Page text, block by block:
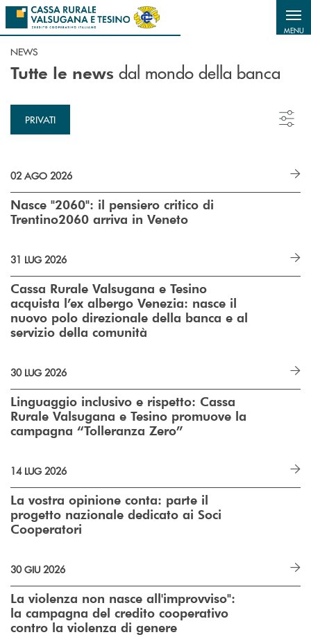
Salta al contenuto principale
MENU
NEWS
Tutte le news dal mondo della banca
PRIVATI
02 AGO 2026
Nasce "2060": il pensiero critico di
Trentino2060 arriva in Veneto
31 LUG 2026
Cassa Rurale Valsugana e Tesino
acquista l’ex albergo Venezia: nasce il
nuovo polo direzionale della banca e al
servizio della comunità
30 LUG 2026
Linguaggio inclusivo e rispetto: Cassa
Rurale Valsugana e Tesino promuove la
campagna “Tolleranza Zero”
14 LUG 2026
La vostra opinione conta: parte il
progetto nazionale dedicato ai Soci
Cooperatori
30 GIU 2026
La violenza non nasce all'improvviso":
la campagna del credito cooperativo
contro la violenza di genere